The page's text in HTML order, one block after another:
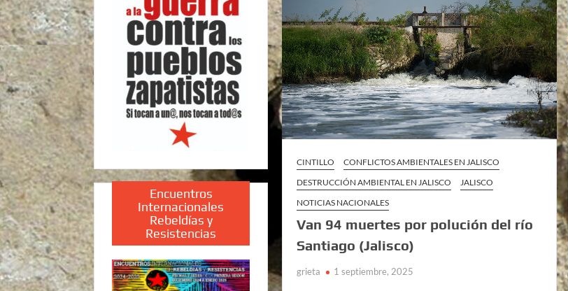
CINTILLO
CONFLICTOS AMBIENTALES EN JALISCO
DESTRUCCIÓN AMBIENTAL EN JALISCO
JALISCO
NOTICIAS NACIONALES
Van 94 muertes por polución del río
Santiago (Jalisco)
grieta 1 septiembre, 2025
Encuentros
Internacionales
Rebeldías y
Resistencias